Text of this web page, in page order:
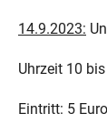
14.9.2023:
Uhrzeit 10
Eintritt: 5